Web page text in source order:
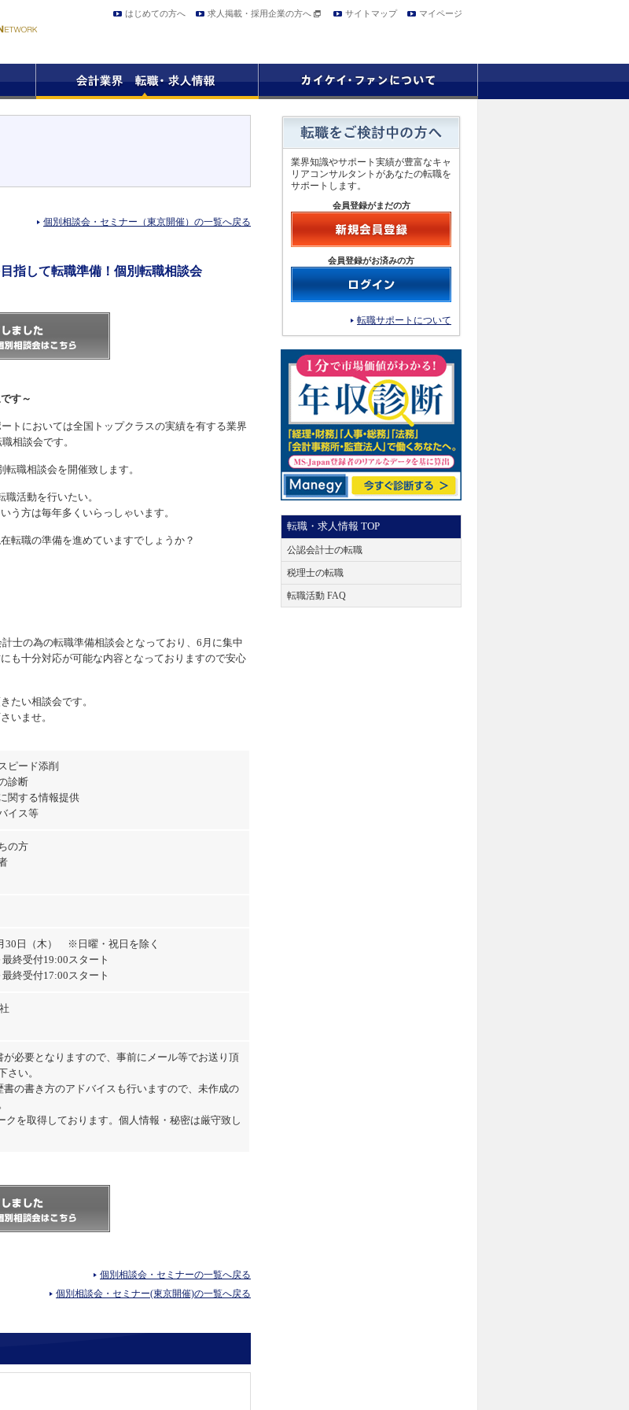
はじめての方へ 求人掲載・採用企業の方へ サイトマップ マイページ
個別相談会・セミナー（東京開催）の一覧へ戻る
指して転職準備！個別転職相談会
す～
トにおいては全国トップクラスの実績を有する業界
相談会です。
職相談会を開催致します。
活動を行いたい。
う方は毎年多くいらっしゃいます。
転職の準備を進めていますでしょうか？
士の為の転職準備相談会となっており、6月に集中
も十分対応が可能な内容となっておりますので安心
たい相談会です。
いませ。
ピード添削
診断
関する情報提供
イス等
の方
30日（木） ※日曜・祝日を除く
終受付19:00スタート
終受付17:00スタート
必要となりますので、事前にメール等でお送り頂
さい。
の書き方のアドバイスも行いますので、未作成の
を取得しております。個人情報・秘密は厳守致し
個別相談会・セミナーの一覧へ戻る
個別相談会・セミナー(東京開催)の一覧へ戻る
業界知識やサポート実績が豊富なキャ
リアコンサルタントがあなたの転職を
サポートします。
会員登録がまだの方
会員登録がお済みの方
転職サポートについて
転職・求人情報 TOP
公認会計士の転職
税理士の転職
転職活動 FAQ